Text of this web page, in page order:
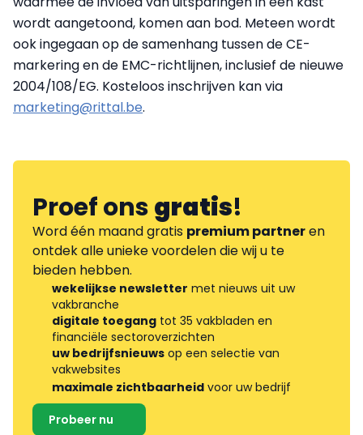
wordt aangetoond, komen aan bod. Meteen wordt
ook ingegaan op de samenhang tussen de CE-
markering en de EMC-richtlijnen, inclusief de nieuwe
2004/108/EG. Kosteloos inschrijven kan via
marketing@rittal.be.
Proef onsgratis!
Word één maand gratis premium partneren
ontdek alle unieke voordelen die wij u te
bieden hebben.
wekelijkse newsletter met nieuws uit uw
vakbranche
digitale toegang tot 35 vakbladen en
financiële sectoroverzichten
uw bedrijfsnieuws op een selectie van
vakwebsites
maximale zichtbaarheid voor uw bedrijf
Probeer nu